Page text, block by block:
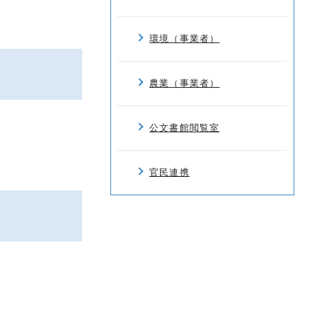
環境（事業者）
農業（事業者）
公文書館閲覧室
官民連携